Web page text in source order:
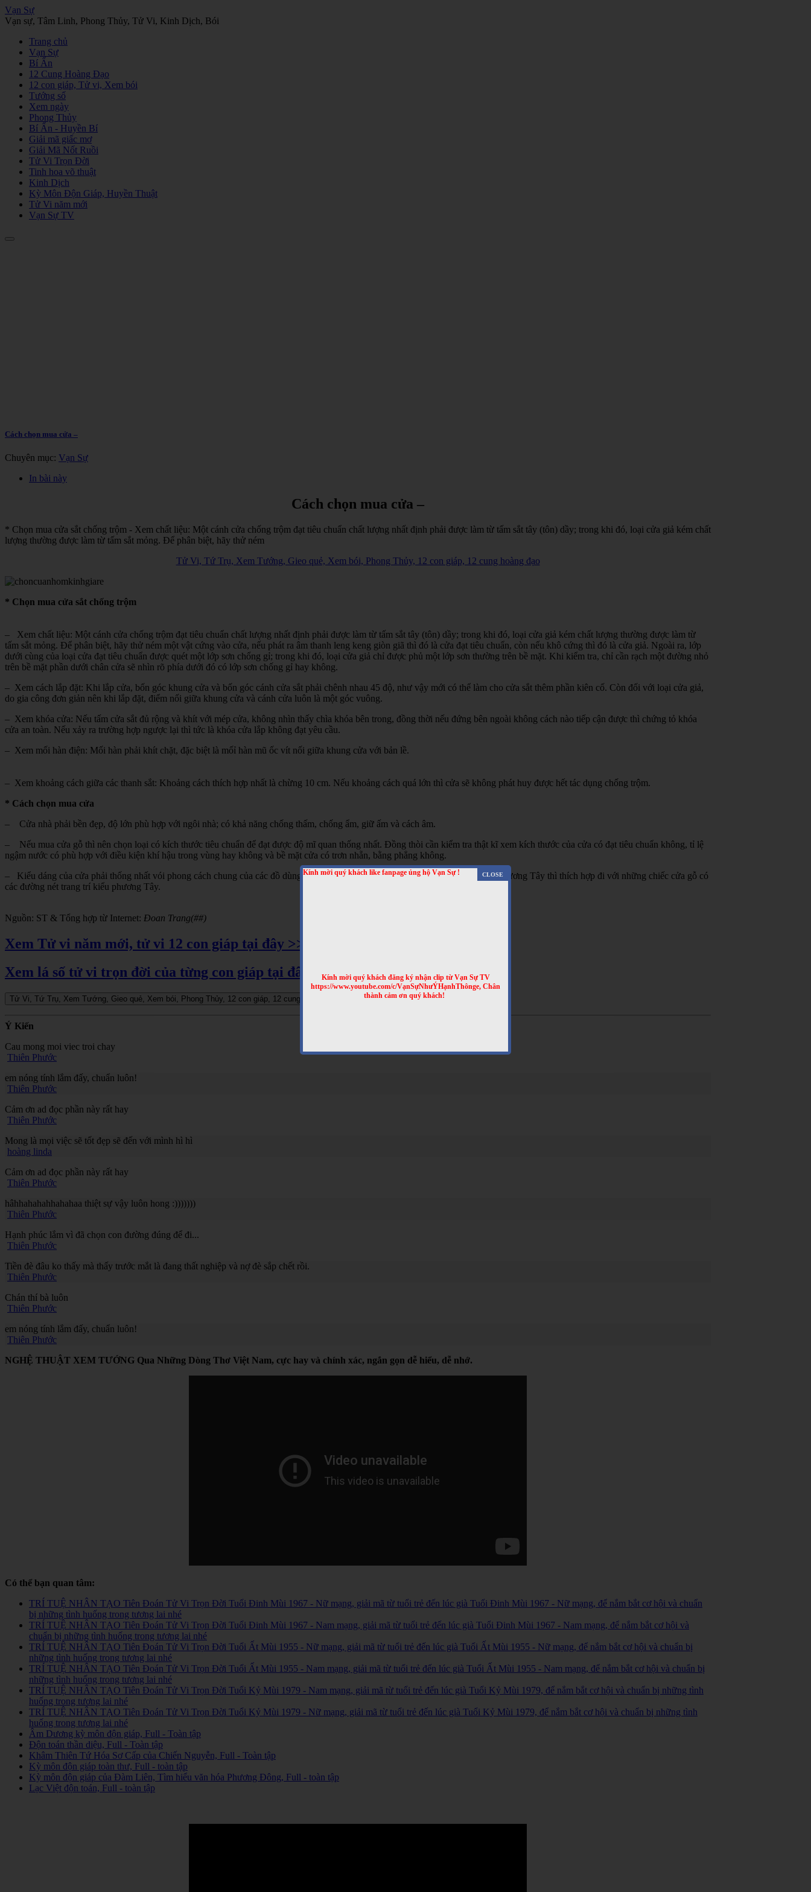
Kính mời quý khách like fanpage ủng hộ Vạn Sự !
Kính mời quý khách đăng ký nhận clip từ Vạn Sự TV
https://www.youtube.com/c/VạnSựNhưÝHạnhThônge, Chân
thành cảm ơn quý khách!
Vạn Sự
Vạn sự, Tâm Linh, Phong Thủy, Tử Vi, Kinh Dịch, Bói
Trang chủ
Vạn Sự
Bí Ẩn
12 Cung Hoàng Đạo
12 con giáp, Tử vi, Xem bói
Tướng số
Xem ngày
Phong Thủy
Bí Ẩn - Huyền Bí
Giải mã giấc mơ
Giải Mã Nốt Ruồi
Tử Vi Trọn Đời
Tinh hoa võ thuật
Kinh Dịch
Kỳ Môn Độn Giáp, Huyền Thuật
Tử Vi năm mới
Vạn Sự TV
Cách chọn mua cửa –
Chuyên mục: Vạn Sự
In bài này
Cách chọn mua cửa –
* Chọn mua cửa sắt chống trộm - Xem chất liệu: Một cánh cửa chống trộm đạt tiêu chuẩn chất lượng nhất định phải được làm từ tấm sắt tây (tôn) dầy; trong khi đó, loại cửa giả kém chất
lượng thường được làm từ tấm sắt mỏng. Để phân biệt, hãy thử ném
Tử Vi, Tứ Trụ, Xem Tướng, Gieo quẻ, Xem bói, Phong Thủy, 12 con giáp, 12 cung hoàng đạo
* Chọn mua cửa sắt chống trộm
– Xem chất liệu: Một cánh cửa chống trộm đạt tiêu chuẩn chất lượng nhất định phải được làm từ tấm sắt tây (tôn) dầy; trong khi đó, loại cửa giả kém chất lượng thường được làm từ
tấm sắt mỏng. Để phân biệt, hãy thử ném một vật cứng vào cửa, nếu phát ra âm thanh leng keng giòn giã thì đó là cửa đạt tiêu chuẩn, còn nếu khô cứng thì đó là cửa giả. Ngoài ra, lớp
dưới cùng của loại cửa đạt tiêu chuẩn được quét một lớp sơn chổng gỉ; trong khi đó, loại cửa giả chỉ được phủ một lớp sơn thường trên bề mặt. Khi kiểm tra, chỉ cần rạch một đường nhỏ
trên bề mặt phần dưới chân cửa sẽ nhìn rõ phía dưới đó có lớp sơn chống gỉ hay không.
– Xem cách lắp đặt: Khi lắp cửa, bốn góc khung cửa và bốn góc cánh cửa sắt phải chênh nhau 45 độ, như vậy mới có thể làm cho cửa sắt thêm phần kiên cố. Còn đối với loại cửa giả,
do gia công đơn giản nên khi lắp đặt, điểm nối giữa khung cửa và cánh cửa luôn là một góc vuông.
– Xem khóa cửa: Nếu tấm cửa sắt đủ rộng và khít với mép cửa, không nhìn thấy chìa khóa bên trong, đồng thời nếu đứng bên ngoài không cách nào tiếp cận được thì chứng tỏ khóa
cửa an toàn. Nếu xảy ra trường hợp ngược lại thì tức là khóa cửa lắp không đạt yêu cầu.
– Xem mối hàn điện: Mối hàn phải khít chặt, đặc biệt là mốỉ hàn mũ ốc vít nối giữa khung cửa với bản lề.
– Xem khoảng cách giữa các thanh sắt: Khoảng cách thích hợp nhất là chừng 10 cm. Nếu khoảng cách quá lớn thì cửa sẽ không phát huy được hết tác dụng chống trộm.
* Cách chọn mua cửa
– Cửa nhà phải bền đẹp, độ lớn phù hợp với ngôi nhà; có khả năng chống thấm, chống ẩm, giữ ấm và cách âm.
– Nếu mua cửa gỗ thì nên chọn loại có kích thước tiêu chuẩn để đạt được độ mĩ quan thống nhất. Đồng thòi cần kiểm tra thật kĩ xem kích thước của cửa có đạt tiêu chuẩn không, tỉ lệ
ngậm nước có phù hợp với điều kiện khí hậu trong vùng hay không và bề mặt cửa có trơn nhẵn, bằng phẳng không.
– Kiểu dáng của cửa phải thống nhất vói phong cách chung của các đồ dùng trong nhà. Nếu gia đình sử dụng các đồ dùng kiểu phương Tây thì thích hợp đi với những chiếc cửa gỗ có
các đường nét trang trí kiểu phương Tây.
Nguồn: ST & Tổng hợp từ Internet: Đoan Trang(##)
Xem Tử vi năm mới, tử vi 12 con giáp tại đây >>
Xem lá số tử vi trọn đời của từng con giáp tại đây >>
Ý Kiến
Cau mong moi viec troi chay
Thiên Phước
em nóng tính lắm đấy, chuẩn luôn!
Thiên Phước
Cảm ơn ad đọc phần này rất hay
Thiên Phước
Mong là mọi việc sẽ tốt đẹp sẽ đến với mình hì hì
hoàng linda
Cảm ơn ad đọc phần này rất hay
Thiên Phước
hâhhahahahhahahaa thiệt sự vậy luôn hong :)))))))
Thiên Phước
Hạnh phúc lắm vì đã chọn con đường đúng để đi...
Thiên Phước
Tiền đè đâu ko thấy mà thấy trước mắt là đang thất nghiệp và nợ đè sắp chết rồi.
Thiên Phước
Chán thí bà luôn
Thiên Phước
em nóng tính lắm đấy, chuẩn luôn!
Thiên Phước
NGHỆ THUẬT XEM TƯỚNG Qua Những Dòng Thơ Việt Nam, cực hay và chính xác, ngắn gọn dễ hiểu, dễ nhớ.
Có thể bạn quan tâm:
TRÍ TUỆ NHÂN TẠO Tiên Đoán Tử Vi Trọn Đời Tuổi Đinh Mùi 1967 - Nữ mạng, giải mã từ tuổi trẻ đến lúc già Tuổi Đinh Mùi 1967 - Nữ mạng, để nắm bắt cơ hội và chuẩn
bị những tình huống trong tương lai nhé
TRÍ TUỆ NHÂN TẠO Tiên Đoán Tử Vi Trọn Đời Tuổi Đinh Mùi 1967 - Nam mạng, giải mã từ tuổi trẻ đến lúc già Tuổi Đinh Mùi 1967 - Nam mạng, để nắm bắt cơ hội và
chuẩn bị những tình huống trong tương lai nhé
TRÍ TUỆ NHÂN TẠO Tiên Đoán Tử Vi Trọn Đời Tuổi Ất Mùi 1955 - Nữ mạng, giải mã từ tuổi trẻ đến lúc già Tuổi Ất Mùi 1955 - Nữ mạng, để nắm bắt cơ hội và chuẩn bị
những tình huống trong tương lai nhé
TRÍ TUỆ NHÂN TẠO Tiên Đoán Tử Vi Trọn Đời Tuổi Ất Mùi 1955 - Nam mạng, giải mã từ tuổi trẻ đến lúc già Tuổi Ất Mùi 1955 - Nam mạng, để nắm bắt cơ hội và chuẩn bị
những tình huống trong tương lai nhé
TRÍ TUỆ NHÂN TẠO Tiên Đoán Tử Vi Trọn Đời Tuổi Kỷ Mùi 1979 - Nam mạng, giải mã từ tuổi trẻ đến lúc già Tuổi Kỷ Mùi 1979, để nắm bắt cơ hội và chuẩn bị những tình
huống trong tương lai nhé
TRÍ TUỆ NHÂN TẠO Tiên Đoán Tử Vi Trọn Đời Tuổi Kỷ Mùi 1979 - Nữ mạng, giải mã từ tuổi trẻ đến lúc già Tuổi Kỷ Mùi 1979, để nắm bắt cơ hội và chuẩn bị những tình
huống trong tương lai nhé
Âm Dương kỳ môn độn giáp, Full - Toàn tập
Độn toán thần diệu, Full - Toàn tập
Khâm Thiên Tứ Hóa Sơ Cấp của Chiến Nguyễn, Full - Toàn tập
Kỳ môn độn giáp toàn thư, Full - toàn tập
Kỳ môn độn giáp của Đàm Liên, Tìm hiểu văn hóa Phương Đông, Full - toàn tập
Lạc Việt độn toán, Full - toàn tập